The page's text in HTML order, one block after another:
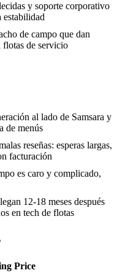
y soporte corporativo
estabilidad
de campo que dan
flotas de servicio
al lado de Samsara y
de menús
reseñas: esperas largas,
facturación
es caro y complicado,
12-18 meses después
en tech de flotas
Price